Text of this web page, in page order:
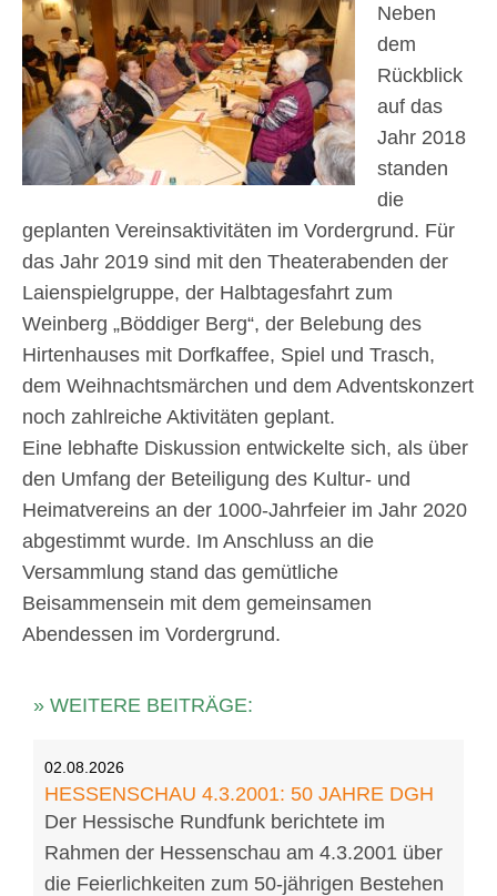
Neben
dem
Rückblick
auf das
Jahr 2018
standen
die
geplanten Vereinsaktivitäten im Vordergrund. Für
das Jahr 2019 sind mit den Theaterabenden der
Laienspielgruppe, der Halbtagesfahrt zum
Weinberg „Böddiger Berg“, der Belebung des
Hirtenhauses mit Dorfkaffee, Spiel und Trasch,
dem Weihnachtsmärchen und dem Adventskonzert
noch zahlreiche Aktivitäten geplant.
Eine lebhafte Diskussion entwickelte sich, als über
den Umfang der Beteiligung des Kultur- und
Heimatvereins an der 1000-Jahrfeier im Jahr 2020
abgestimmt wurde. Im Anschluss an die
Versammlung stand das gemütliche
Beisammensein mit dem gemeinsamen
Abendessen im Vordergrund.
» WEITERE BEITRÄGE:
02.08.2026
HESSENSCHAU 4.3.2001: 50 JAHRE DGH
Der Hessische Rundfunk berichtete im
Rahmen der Hessenschau am 4.3.2001 über
die Feierlichkeiten zum 50-jährigen Bestehen